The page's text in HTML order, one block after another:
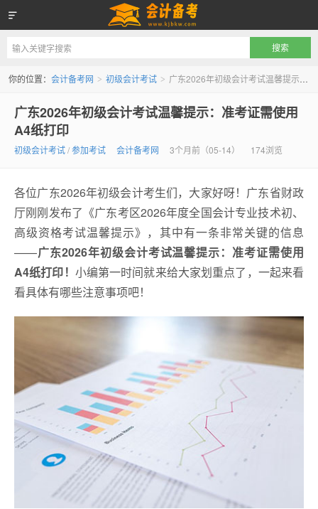
会计备考网
你的位置： 会计备考网 > 初级会计考试 > 广东2026年初级会计考试温馨提示：准考证需使用A4纸打印
广东2026年初级会计考试温馨提示：准考证需使用
A4纸打印
初级会计考试/参加考试 会计备考网 3个月前（05-14） 174浏览
各位广东2026年初级会计考生们，大家好呀！广东省财政
厅刚刚发布了《广东考区2026年度全国会计专业技术初、
高级资格考试温馨提示》，其中有一条非常关键的信息
——广东2026年初级会计考试温馨提示：准考证需使用
A4纸打印！ 小编第一时间就来给大家划重点了，一起来看
看具体有哪些注意事项吧！